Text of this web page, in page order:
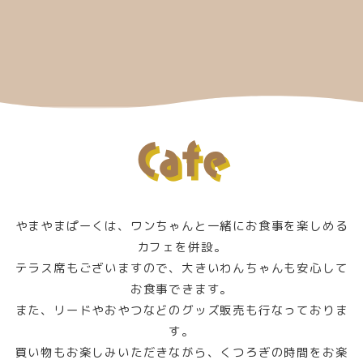
Cafe
やまやまぱーくは、ワンちゃんと一緒にお食事を楽しめる
カフェを併設。
テラス席もございますので、大きいわんちゃんも安心して
お食事できます。
また、リードやおやつなどのグッズ販売も行なっておりま
す。
買い物もお楽しみいただきながら、くつろぎの時間をお楽